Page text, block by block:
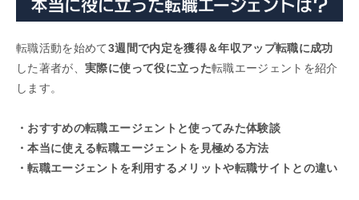
転職活動を始めて3週間で内定を獲得＆年収アップ転職に成功
した著者が、実際に使って役に立った転職エージェントを紹介
します。
・おすすめの転職エージェントと使ってみた体験談
・本当に使える転職エージェントを見極める方法
・転職エージェントを利用するメリットや転職サイトとの違い